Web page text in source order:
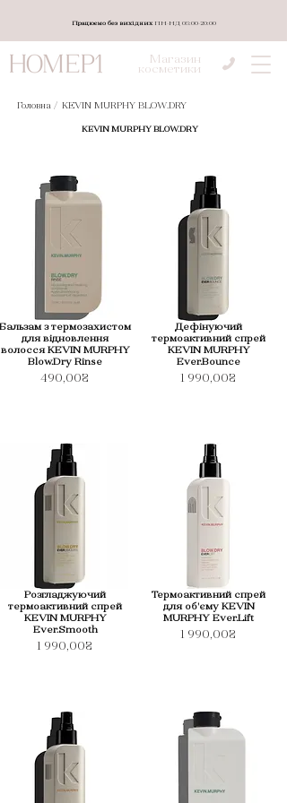
Працюємо без вихіднихПН-НД 08:00-20:00
Магазин
косметики
Головна / KEVIN MURPHY BLOW.DRY
KEVIN MURPHY BLOW.DRY
Бальзам з термозахистом
для відновлення
волосся KEVIN MURPHY
Blow.Dry Rinse
490,00₴
Розгладжуючий
термоактивний спрей
KEVIN MURPHY
Ever.Smooth
1 990,00₴
Дефінуючий
термоактивний спрей
KEVIN MURPHY
Ever.Bounce
1 990,00₴
Термоактивний спрей
для об'єму KEVIN
MURPHY Ever.Lift
1 990,00₴